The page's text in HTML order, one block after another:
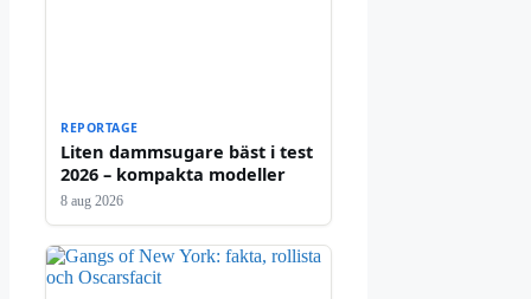
REPORTAGE
Liten dammsugare bäst i test
2026 – kompakta modeller
8 aug 2026